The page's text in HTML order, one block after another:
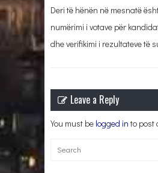
Deri të hënën në mesnatë
numërimi i votave për
dhe verifikimi i rezultateve të
Leave a Reply
You must be logged in to post